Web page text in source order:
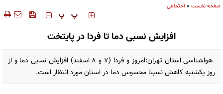
صفحه نخست » اجتماعی
‍‍‍ پ پ
افزایش نسبی دما تا فردا در پایتخت
هواشناسی استان تهران:امروز و فردا (۷ و ۸ اسفند) افزایش نسبی دما و از
روز یکشنبه کاهش نسبتا محسوس دما در استان مورد انتظار است.